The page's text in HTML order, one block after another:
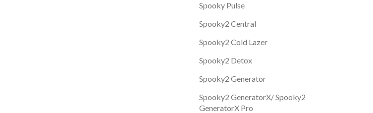
Spooky Pulse
Spooky2 Central
Spooky2 Cold Lazer
Spooky2 Detox
Spooky2 Generator
Spooky2 GeneratorX/ Spooky2
GeneratorX Pro